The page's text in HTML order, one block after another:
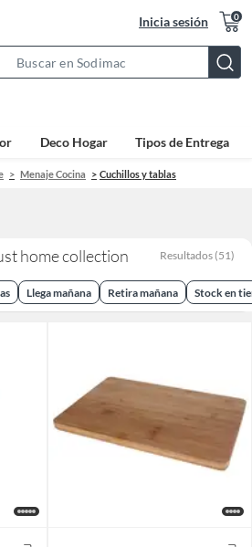
Inicia sesión 0
Bar
Deco Hogar Tipos de Entrega
Menaje Cocina Cuchillos y tablas
home collection Resultados (51)
Llega mañana Retira mañana Stock en